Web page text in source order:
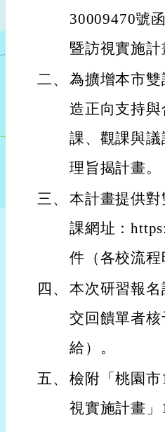
30009470號
暨訪視實施計
二、 為擴增本市
造正向支持
課、觀課與
理旨揭計畫。
三、 本計畫提供
課網址：
件（各校流
四、 本次研習報
交回饋單者
給）。
五、 檢附「桃園
視實施計畫」